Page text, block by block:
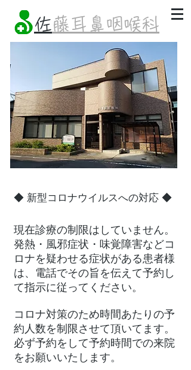
​佐藤耳鼻咽喉科
◆ 新型コロナウイルスへの対応 ◆
現在診療の制限はしていません。
発熱・風邪症状・味覚障害などコ
ロナを疑わせる症状がある患者様
は、電話でその旨を伝えて予約し
て指示に従ってください。
コロナ対策のため時間あたりの予
約人数を制限させて頂いてます。
必ず予約をして予約時間での来院
をお願いいたします。